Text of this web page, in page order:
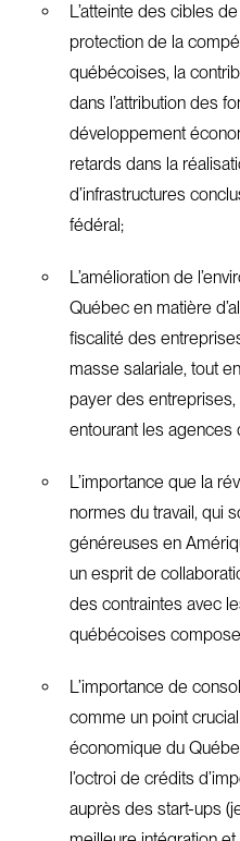
L’atteinte des cibles
protection de la
québécoises, la
dans l’attribution des
développement
retards dans la
d’infrastructures
fédéral;
L’amélioration de
Québec en matière
fiscalité des
masse salariale, tout
payer des
entourant les agences
L’importance que la
normes du travail, qui
généreuses en
un esprit de
des contraintes avec
québécoises
L’importance de
comme un point
économique du
l’octroi de crédits
auprès des start-ups